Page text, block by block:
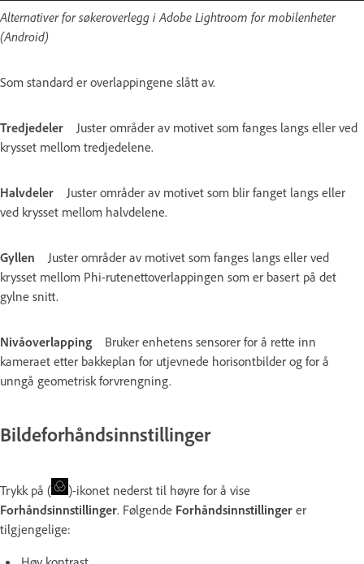
Alternativer for søkeroverlegg i Adobe Lightroom for mobilenheter
(Android)
Som standard er overlappingene slått av.
Tredjedeler
Juster områder av motivet som fanges langs eller ved
krysset mellom tredjedelene.
Halvdeler
Juster områder av motivet som blir fanget langs eller
ved krysset mellom halvdelene.
Gyllen
Juster områder av motivet som fanges langs eller ved
krysset mellom Phi-rutenettoverlappingen som er basert på det
gylne snitt.
Nivåoverlapping
Bruker enhetens sensorer for å rette inn
kameraet etter bakkeplan for utjevnede horisontbilder og for å
unngå geometrisk forvrengning.
Bildeforhåndsinnstillinger
Trykk på (
)-ikonet nederst til høyre for å vise
Forhåndsinnstillinger. Følgende Forhåndsinnstillinger er
tilgjengelige: